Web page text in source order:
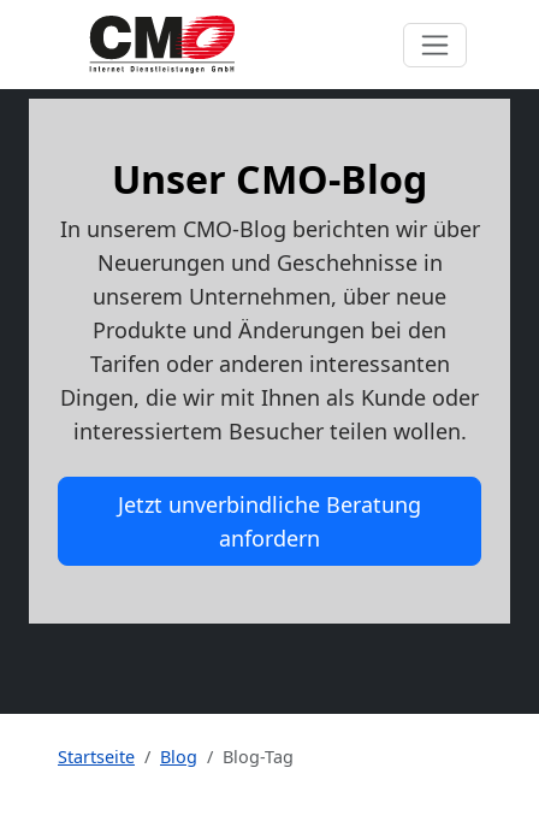
Unser CMO-Blog
In unserem CMO-Blog berichten wir über
Neuerungen und Geschehnisse in
unserem Unternehmen, über neue
Produkte und Änderungen bei den
Tarifen oder anderen interessanten
Dingen, die wir mit Ihnen als Kunde oder
interessiertem Besucher teilen wollen.
Jetzt unverbindliche Beratung
anfordern
Startseite Blog Blog-Tag